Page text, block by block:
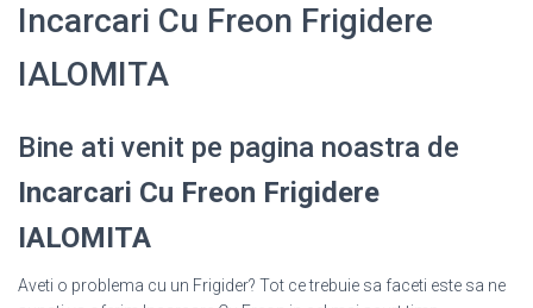
Incarcari Cu Freon Frigidere
IALOMITA
Bine ati venit pe pagina noastra de
Incarcari Cu Freon Frigidere
IALOMITA
Aveti o problema cu un Frigider? Tot ce trebuie sa faceti este sa ne